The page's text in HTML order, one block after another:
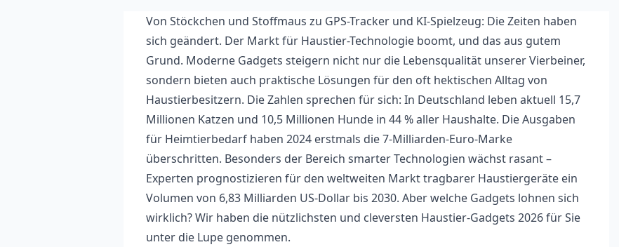
Von Stöckchen und Stoffmaus zu GPS-Tracker und KI-Spielzeug: Die Zeiten haben
sich geändert. Der Markt für Haustier-Technologie boomt, und das aus gutem
Grund. Moderne Gadgets steigern nicht nur die Lebensqualität unserer Vierbeiner,
sondern bieten auch praktische Lösungen für den oft hektischen Alltag von
Haustierbesitzern. Die Zahlen sprechen für sich: In Deutschland leben aktuell 15,7
Millionen Katzen und 10,5 Millionen Hunde in 44 % aller Haushalte. Die Ausgaben
für Heimtierbedarf haben 2024 erstmals die 7-Milliarden-Euro-Marke
überschritten. Besonders der Bereich smarter Technologien wächst rasant –
Experten prognostizieren für den weltweiten Markt tragbarer Haustiergeräte ein
Volumen von 6,83 Milliarden US-Dollar bis 2030. Aber welche Gadgets lohnen sich
wirklich? Wir haben die nützlichsten und cleversten Haustier-Gadgets 2026 für Sie
unter die Lupe genommen.